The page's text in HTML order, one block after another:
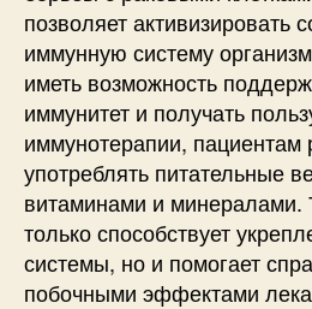
позволяет активизировать
иммунную систему
иметь возможность
иммунитет и получать
иммунотерапии, пациентам
употреблять питательные
витаминами и минералами.
только способствует
системы, но и помогает
побочными эффектами